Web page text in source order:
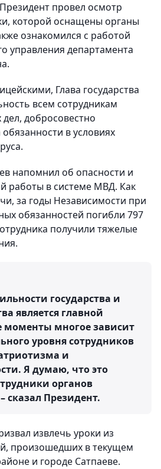
провел осмотр
которой оснащены органы
ознакомился с работой
управления департамента
Глава государства
всем сотрудникам
добросовестно
в условиях
напомнил об опасности и
работы в системе МВД. Как
за годы Независимости при
обязанностей погибли 797
получили тяжелые
государства и
является главной
моменты многое зависит
уровня сотрудников
и
Я думаю, что это
органов
сказал Президент.
извлечь уроки из
произошедших в текущем
и городе Сатпаеве.